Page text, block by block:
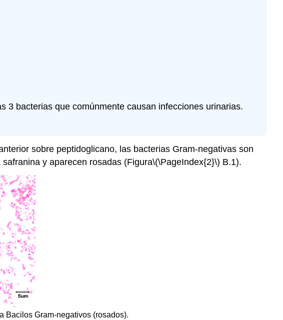
3 bacterias que comúnmente causan infecciones urinarias.
sobre peptidoglicano, las bacterias Gram-negativas son
y aparecen rosadas (Figura\(\PageIndex{2}\) B.1).
Bacilos Gram-negativos (rosados).